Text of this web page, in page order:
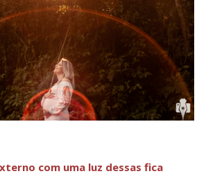
com uma luz dessas fica